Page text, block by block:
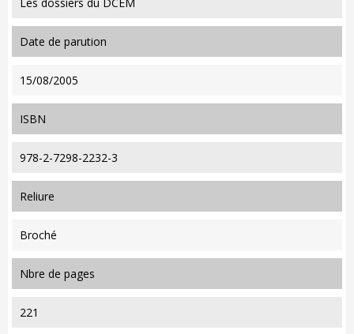
date de parution
15/08/2005
ISBN
978-2-7298-2232-3
reliure
Broché
nbre de pages
221